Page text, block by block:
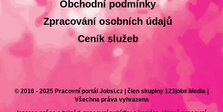
Obchodní podmínky
Zpracování osobních údajů
Ceník služeb
© 2016 - 2025 Pracovní portál Jobsi.cz | člen skupiny 123jobs Media |
Všechna práva vyhrazena